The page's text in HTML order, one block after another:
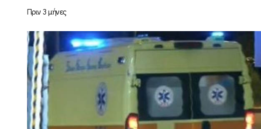
Πριν 3 μήνες